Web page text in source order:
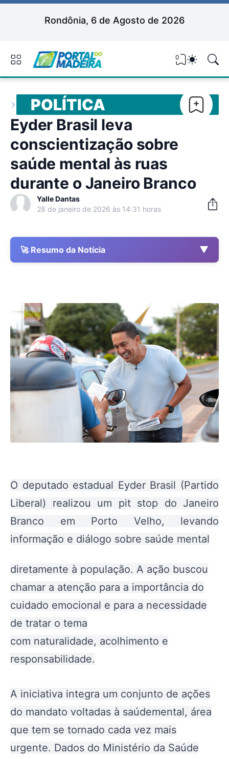
Rondônia, 6 de Agosto de 2026
0
POLÍTICA
Eyder Brasil leva
conscientização sobre
saúde mental às ruas
durante o Janeiro Branco
Yalle Dantas
28 de janeiro de 2026 às 14:31 horas
🚀 Resumo da Notícia ▼
O deputado estadual Eyder Brasil (Partido
Liberal) realizou um pit stop do Janeiro
Branco em Porto Velho, levando
informação e diálogo sobre saúde mental
diretamente à população. A ação buscou
chamar a atenção para a importância do
cuidado emocional e para a necessidade
de tratar o tema
com naturalidade, acolhimento e
responsabilidade.
A iniciativa integra um conjunto de ações
do mandato voltadas à saúdemental, área
que tem se tornado cada vez mais
urgente. Dados do Ministério da Saúde